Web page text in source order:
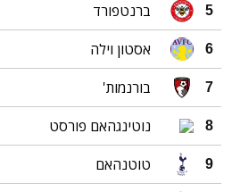
5 ברנטפורד
6 אסטון וילה
7 בורנמות'
8 נוטינגהאם פורסט
9 טוטנהאם